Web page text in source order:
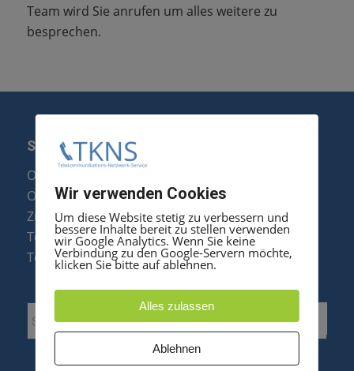
Team wird Sie anrufen um alles weitere zu
besprechen.
SERVICE
Optipoint Display Reparatur
Octophon F Display Reparatur
Zubehör & Ersatzteile
Telefonanlagen Optimierung
Telefonanlagen Erweiterung
Wir verwenden Cookies
Um diese Website stetig zu verbessern und
bessere Inhalte bereit zu stellen verwenden
wir Google Analytics. Wenn Sie keine
Verbindung zu den Google-Servern möchte,
klicken Sie bitte auf ablehnen.
Alles zulassen
Ablehnen